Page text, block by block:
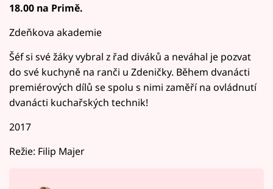
18.00 na Primě.
Zdeňkova akademie
Šéf si své žáky vybral z řad diváků a neváhal je pozvat
do své kuchyně na ranči u Zdeničky. Během dvanácti
premiérových dílů se spolu s nimi zaměří na ovládnutí
dvanácti kuchařských technik!
2017
Režie: Filip Majer